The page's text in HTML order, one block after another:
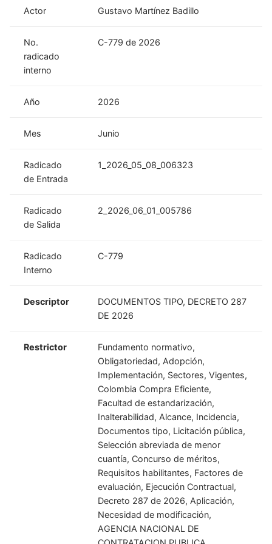
Actor Gustavo Martínez Badillo
No.
radicado
interno
C-779 de 2026
Año 2026
Mes Junio
Radicado
de Entrada
1_2026_05_08_006323
Radicado
de Salida
2_2026_06_01_005786
Radicado
Interno
C-779
Descriptor
DOCUMENTOS TIPO, DECRETO 287
DE 2026
Restrictor
Fundamento normativo,
Obligatoriedad, Adopción,
Implementación, Sectores, Vigentes,
Colombia Compra Eficiente,
Facultad de estandarización,
Inalterabilidad, Alcance, Incidencia,
Documentos tipo, Licitación pública,
Selección abreviada de menor
cuantía, Concurso de méritos,
Requisitos habilitantes, Factores de
evaluación, Ejecución Contractual,
Decreto 287 de 2026, Aplicación,
Necesidad de modificación,
AGENCIA NACIONAL DE